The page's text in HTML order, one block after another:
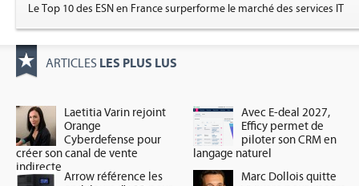
Le Top 10 des ESN en France surperforme le marché des services IT
ARTICLES LES PLUS LUS
Laetitia Varin rejoint
Orange
Cyberdefense pour
créer son canal de vente
indirecte
Avec E-deal 2027,
Efficy permet de
piloter son CRM en
langage naturel
Arrow référence les
Marc Dollois quitte